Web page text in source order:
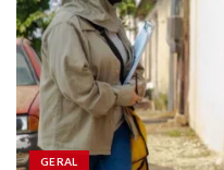
GERAL